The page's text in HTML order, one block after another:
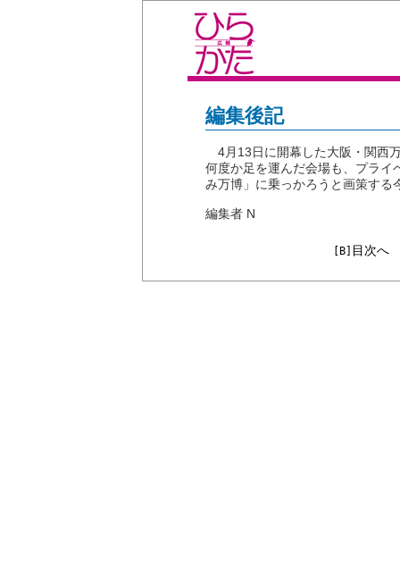
編集後記
4月13日に開幕した大阪・関西
何度か足を運んだ会場も、プライ
み万博」に乗っかろうと画策する
編集者 N
[B] 目次へ